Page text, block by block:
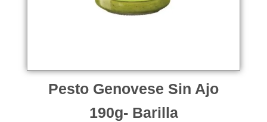
Pesto Genovese Sin Ajo
190g- Barilla